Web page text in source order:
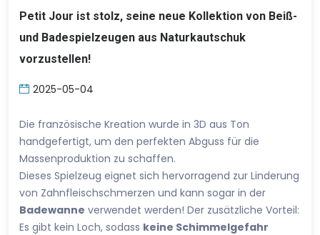
Petit Jour ist stolz, seine neue Kollektion von Beiß-
und Badespielzeugen aus Naturkautschuk
vorzustellen!
2025-05-04
Die französische Kreation wurde in 3D aus Ton
handgefertigt, um den perfekten Abguss für die
Massenproduktion zu schaffen.
Dieses Spielzeug eignet sich hervorragend zur Linderung
von Zahnfleischschmerzen und kann sogar in der
Badewanne verwendet werden! Der zusätzliche Vorteil:
Es gibt kein Loch, sodass keine Schimmelgefahr